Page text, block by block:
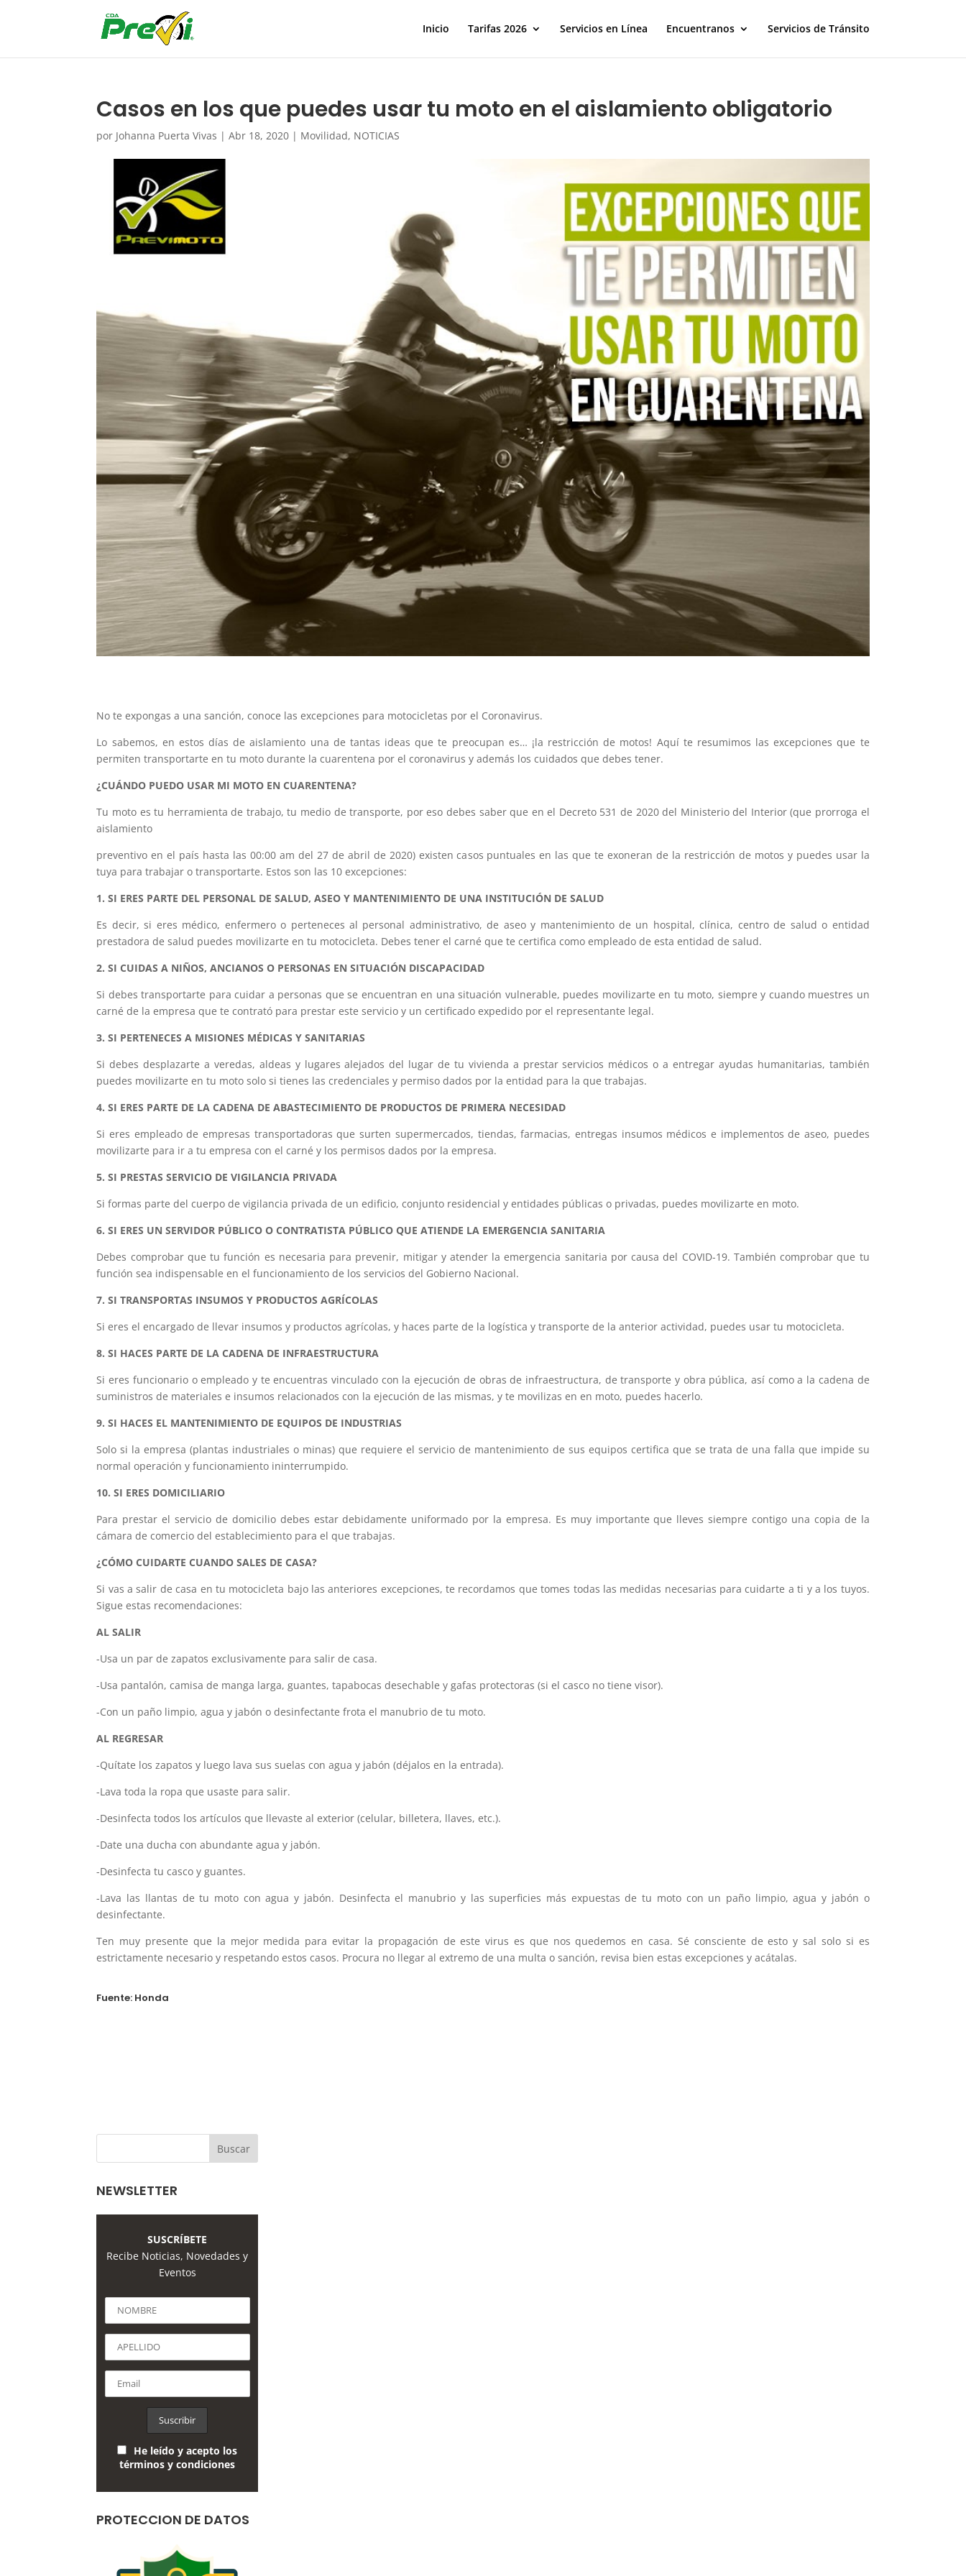
Inicio Tarifas 2026 Servicios en Línea Encuentranos Servicios de Tránsito
Casos en los que puedes usar tu moto en el aislamiento obligatorio
por Johanna Puerta Vivas |Abr 18, 2020 | Movilidad, NOTICIAS
No te expongas a una sanción, conoce las excepciones para motocicletas por el Coronavirus.
Lo sabemos, en estos días de aislamiento una de tantas ideas que te preocupan es… ¡la restricción de motos! Aquí te resumimos las excepciones que te
permiten transportarte en tu moto durante la cuarentena por el coronavirus y además los cuidados que debes tener.
¿CUÁNDO PUEDO USAR MI MOTO EN CUARENTENA?
Tu moto es tu herramienta de trabajo, tu medio de transporte, por eso debes saber que en el Decreto 531 de 2020 del Ministerio del Interior (que prorroga el
aislamiento
preventivo en el país hasta las 00:00 am del 27 de abril de 2020) existen casos puntuales en las que te exoneran de la restricción de motos y puedes usar la
tuya para trabajar o transportarte. Estos son las 10 excepciones:
1. SI ERES PARTE DEL PERSONAL DE SALUD, ASEO Y MANTENIMIENTO DE UNA INSTITUCIÓN DE SALUD
Es decir, si eres médico, enfermero o perteneces al personal administrativo, de aseo y mantenimiento de un hospital, clínica, centro de salud o entidad
prestadora de salud puedes movilizarte en tu motocicleta. Debes tener el carné que te certifica como empleado de esta entidad de salud.
2. SI CUIDAS A NIÑOS, ANCIANOS O PERSONAS EN SITUACIÓN DISCAPACIDAD
Si debes transportarte para cuidar a personas que se encuentran en una situación vulnerable, puedes movilizarte en tu moto, siempre y cuando muestres un
carné de la empresa que te contrató para prestar este servicio y un certificado expedido por el representante legal.
3. SI PERTENECES A MISIONES MÉDICAS Y SANITARIAS
Si debes desplazarte a veredas, aldeas y lugares alejados del lugar de tu vivienda a prestar servicios médicos o a entregar ayudas humanitarias, también
puedes movilizarte en tu moto solo si tienes las credenciales y permiso dados por la entidad para la que trabajas.
4. SI ERES PARTE DE LA CADENA DE ABASTECIMIENTO DE PRODUCTOS DE PRIMERA NECESIDAD
Si eres empleado de empresas transportadoras que surten supermercados, tiendas, farmacias, entregas insumos médicos e implementos de aseo, puedes
movilizarte para ir a tu empresa con el carné y los permisos dados por la empresa.
5. SI PRESTAS SERVICIO DE VIGILANCIA PRIVADA
Si formas parte del cuerpo de vigilancia privada de un edificio, conjunto residencial y entidades públicas o privadas, puedes movilizarte en moto.
6. SI ERES UN SERVIDOR PÚBLICO O CONTRATISTA PÚBLICO QUE ATIENDE LA EMERGENCIA SANITARIA
Debes comprobar que tu función es necesaria para prevenir, mitigar y atender la emergencia sanitaria por causa del COVID-19. También comprobar que tu
función sea indispensable en el funcionamiento de los servicios del Gobierno Nacional.
7. SI TRANSPORTAS INSUMOS Y PRODUCTOS AGRÍCOLAS
Si eres el encargado de llevar insumos y productos agrícolas, y haces parte de la logística y transporte de la anterior actividad, puedes usar tu motocicleta.
8. SI HACES PARTE DE LA CADENA DE INFRAESTRUCTURA
Si eres funcionario o empleado y te encuentras vinculado con la ejecución de obras de infraestructura, de transporte y obra pública, así como a la cadena de
suministros de materiales e insumos relacionados con la ejecución de las mismas, y te movilizas en en moto, puedes hacerlo.
9. SI HACES EL MANTENIMIENTO DE EQUIPOS DE INDUSTRIAS
Solo si la empresa (plantas industriales o minas) que requiere el servicio de mantenimiento de sus equipos certifica que se trata de una falla que impide su
normal operación y funcionamiento ininterrumpido.
10. SI ERES DOMICILIARIO
Para prestar el servicio de domicilio debes estar debidamente uniformado por la empresa. Es muy importante que lleves siempre contigo una copia de la
cámara de comercio del establecimiento para el que trabajas.
¿CÓMO CUIDARTE CUANDO SALES DE CASA?
Si vas a salir de casa en tu motocicleta bajo las anteriores excepciones, te recordamos que tomes todas las medidas necesarias para cuidarte a ti y a los tuyos.
Sigue estas recomendaciones:
AL SALIR
-Usa un par de zapatos exclusivamente para salir de casa.
-Usa pantalón, camisa de manga larga, guantes, tapabocas desechable y gafas protectoras (si el casco no tiene visor).
-Con un paño limpio, agua y jabón o desinfectante frota el manubrio de tu moto.
AL REGRESAR
-Quítate los zapatos y luego lava sus suelas con agua y jabón (déjalos en la entrada).
-Lava toda la ropa que usaste para salir.
-Desinfecta todos los artículos que llevaste al exterior (celular, billetera, llaves, etc.).
-Date una ducha con abundante agua y jabón.
-Desinfecta tu casco y guantes.
-Lava las llantas de tu moto con agua y jabón. Desinfecta el manubrio y las superficies más expuestas de tu moto con un paño limpio, agua y jabón o
desinfectante.
Ten muy presente que la mejor medida para evitar la propagación de este virus es que nos quedemos en casa. Sé consciente de esto y sal solo si es
estrictamente necesario y respetando estos casos. Procura no llegar al extremo de una multa o sanción, revisa bien estas excepciones y acátalas.
Fuente: Honda
NEWSLETTER
SUSCRÍBETE
Recibe Noticias, Novedades y
Eventos
He leído y acepto los
términos y condiciones
PROTECCION DE DATOS